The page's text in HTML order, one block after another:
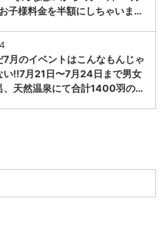
子様料金を半額にしちゃいま…
7月のイベントはこんなもんじゃ
い‼️7月21日〜7月24日まで男女
、天然温泉にて合計1400羽の…